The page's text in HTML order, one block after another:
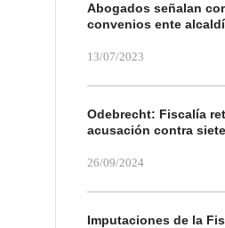
Abogados señalan
convenios ente
13/07/2023
Odebrecht: Fiscalía
acusación contra
26/09/2024
Imputaciones de la